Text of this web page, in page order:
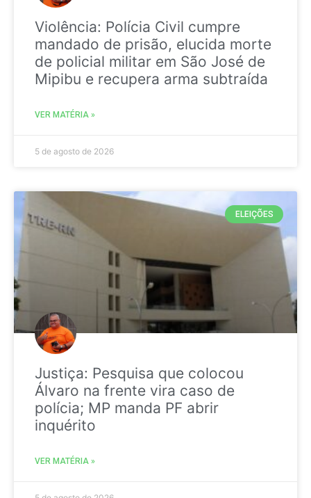
Violência: Polícia Civil cumpre
mandado de prisão, elucida morte
de policial militar em São José de
Mipibu e recupera arma subtraída
VER MATÉRIA »
5 de agosto de 2026
ELEIÇÕES
Justiça: Pesquisa que colocou
Álvaro na frente vira caso de
polícia; MP manda PF abrir
inquérito
VER MATÉRIA »